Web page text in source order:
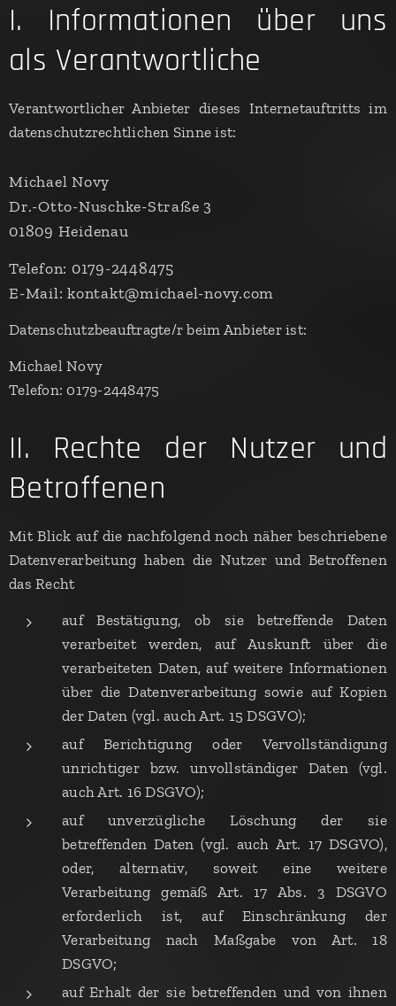
I. Informationen über uns
als Verantwortliche
Verantwortlicher Anbieter dieses Internetauftritts im
datenschutzrechtlichen Sinne ist:
Michael Novy
Dr.-Otto-Nuschke-Straße 3
01809 Heidenau
Telefon: 0179-2448475
E-Mail: kontakt@michael-novy.com
Datenschutzbeauftragte/r beim Anbieter ist:
Michael Novy
Telefon: 0179-2448475
II. Rechte der Nutzer und
Betroffenen
Mit Blick auf die nachfolgend noch näher beschriebene
Datenverarbeitung haben die Nutzer und Betroffenen
das Recht
auf Bestätigung, ob sie betreffende Daten
verarbeitet werden, auf Auskunft über die
verarbeiteten Daten, auf weitere Informationen
über die Datenverarbeitung sowie auf Kopien
der Daten (vgl. auch Art. 15 DSGVO);
auf Berichtigung oder Vervollständigung
unrichtiger bzw. unvollständiger Daten (vgl.
auch Art. 16 DSGVO);
auf unverzügliche Löschung der sie
betreffenden Daten (vgl. auch Art. 17 DSGVO),
oder, alternativ, soweit eine weitere
Verarbeitung gemäß Art. 17 Abs. 3 DSGVO
erforderlich ist, auf Einschränkung der
Verarbeitung nach Maßgabe von Art. 18
DSGVO;
auf Erhalt der sie betreffenden und von ihnen